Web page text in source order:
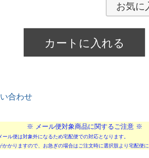
お気に
カートに入れる
合わせ
※ メール便対象商品に関するご注意 ※
ール便は対象外になるため宅配便での対応となります。
かかりますので、お急ぎの場合はご注文時に選択肢より宅配便